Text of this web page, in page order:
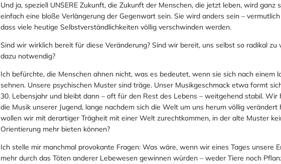
Und ja, speziell UNSERE Zukunft, die Zukunft der Menschen, die jetzt leben, wird ganz
einfach eine bloße Verlängerung der Gegenwart sein. Sie wird anders sein –
dass viele heutige Selbstverständlichkeiten völlig verschwinden werden.
Sind wir wirklich bereit für diese Veränderung? Sind wir bereit, uns selbst so radikal zu
dazu notwendig?
Ich befürchte, die Menschen ahnen nicht, was es bedeutet, wenn sie sich nach einem
sehnen. Unsere psychischen Muster sind träge. Unser Musikgeschmack etwa formt
30. Lebensjahr und bleibt dann – oft für den Rest des Lebens – weitgehend stabil. Wir
die Musik unserer Jugend, lange nachdem sich die Welt um uns herum völlig verändert
wollen wir mit derartiger Trägheit mit einer Welt zurechtkommen, in der alte Muster
Orientierung mehr bieten können?
Ich stelle mir manchmal provokante Fragen: Was wäre, wenn wir eines Tages unsere
mehr durch das Töten anderer Lebewesen gewinnen würden – weder Tiere noch